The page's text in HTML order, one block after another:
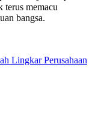
terus memacu
bangsa.
Lingkar Perusahaan